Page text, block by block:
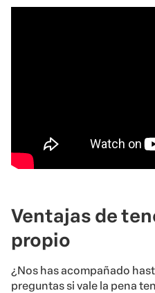
Ventajas de
propio
¿Nos has acompañado
preguntas si vale la pena